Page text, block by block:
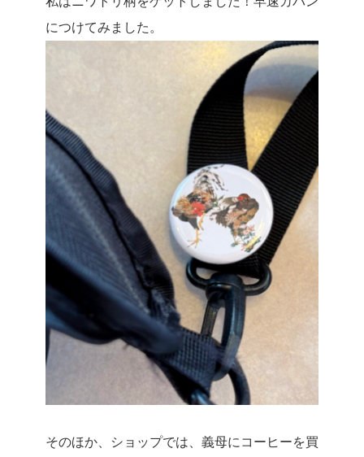
につけてみました。
そのほか、ショップでは、義母にコーヒーを買